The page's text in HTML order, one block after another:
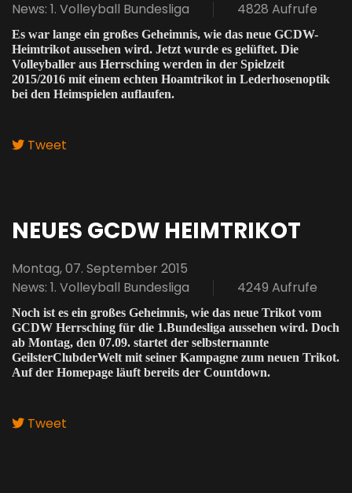
News: 1. Volleyball Bundesliga 4828 Aufrufe
Es war lange ein großes Geheimnis, wie das neue GCDW-
Heimtrikot aussehen wird. Jetzt wurde es gelüftet. Die
Volleyballer aus Herrsching werden in der Spielzeit
2015/2016 mit einem echten Hoamtrikot in Lederhosenoptik
bei den Heimspielen auflaufen.
Tweet
NEUES GCDW HEIMTRIKOT
Montag, 07. September 2015
News: 1. Volleyball Bundesliga
4249 Aufrufe
Noch ist es ein großes Geheimnis, wie das neue Trikot vom
GCDW Herrsching für die 1.Bundesliga aussehen wird. Doch
ab Montag, den 07.09. startet der selbsternannte
GeilsterClubderWelt mit seiner Kampagne zum neuen Trikot.
Auf der Homepage läuft bereits der Countdown.
Tweet